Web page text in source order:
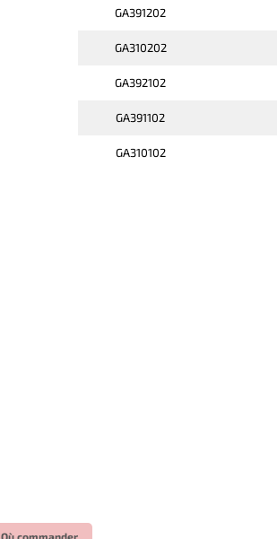
GA391202
GA310202
GA392102
GA391102
GA310102
Où commander